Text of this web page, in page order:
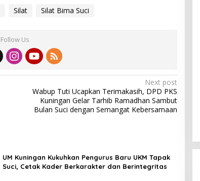
Silat Silat Bima Suci
Follow Us
Next post
Wabup Tuti Ucapkan Terimakasih, DPD PKS
Kuningan Gelar Tarhib Ramadhan Sambut
Bulan Suci dengan Semangat Kebersamaan
UM Kuningan Kukuhkan Pengurus Baru UKM Tapak
Suci, Cetak Kader Berkarakter dan Berintegritas